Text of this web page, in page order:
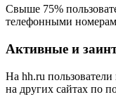
Свыше 75%
телефонными
Активные и
На hh.ru
на других сайтах по